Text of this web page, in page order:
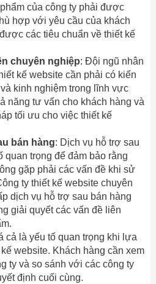
của công ty phải được
hợp với yêu cầu của khách
các tiêu chuẩn về thiết kế
chuyên nghiệp: Đội ngũ nhân
kế website cần phải có kiến
kinh nghiệm trong lĩnh vực
năng tư vấn cho khách hàng và
tối ưu cho việc thiết kế
bán hàng: Dịch vụ hỗ trợ sau
quan trọng để đảm bảo rằng
gặp phải các vấn đề khi sử
ty thiết kế website chuyên
dịch vụ hỗ trợ sau bán hàng
giải quyết các vấn đề liên
cả là yếu tố quan trọng khi lựa
website. Khách hàng cần xem
ty và so sánh với các công ty
định cuối cùng.